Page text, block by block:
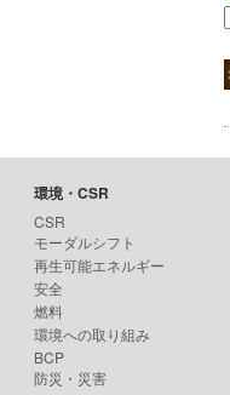
環境・CSR
CSR
モーダルシフト
再生可能エネルギー
安全
燃料
環境への取り組み
BCP
防災・災害